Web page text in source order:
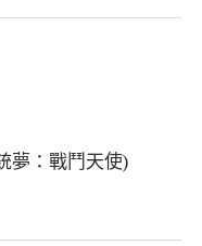
夢：戰鬥天使)